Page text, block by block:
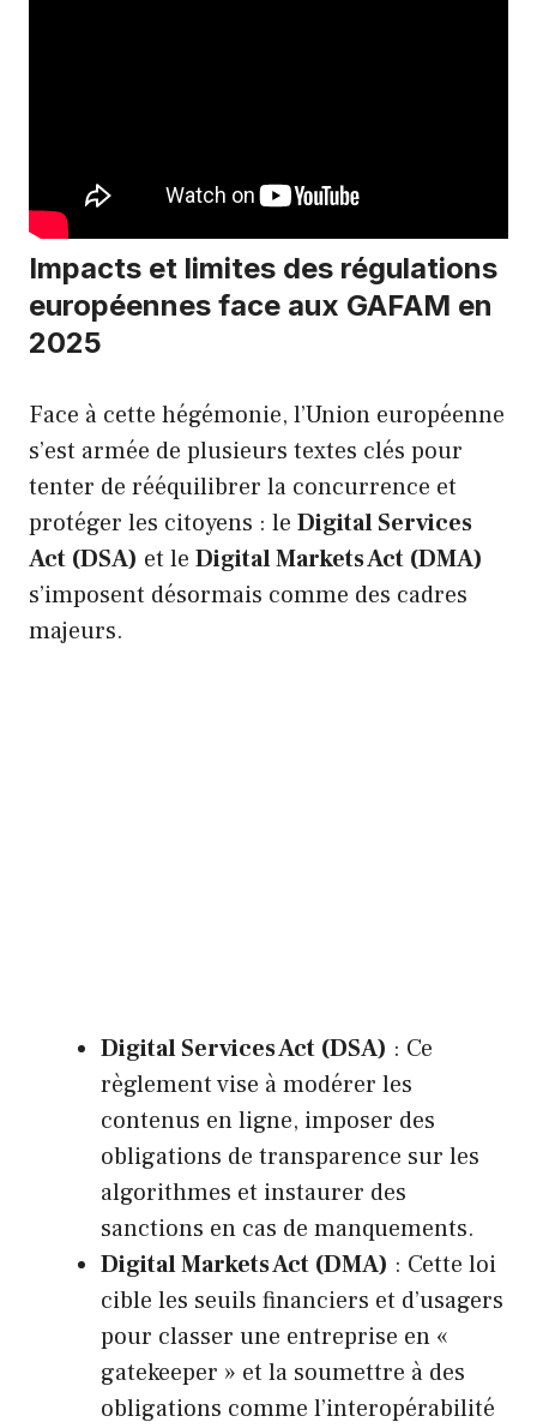
Impacts et limites des régulations
européennes face aux GAFAM en
2025
Face à cette hégémonie, l’Union européenne
s’est armée de plusieurs textes clés pour
tenter de rééquilibrer la concurrence et
protéger les citoyens : le Digital Services
Act (DSA) et le Digital Markets Act (DMA)
s’imposent désormais comme des cadres
majeurs.
Digital Services Act (DSA) : Ce
règlement vise à modérer les
contenus en ligne, imposer des
obligations de transparence sur les
algorithmes et instaurer des
sanctions en cas de manquements.
Digital Markets Act (DMA) : Cette loi
cible les seuils financiers et d’usagers
pour classer une entreprise en «
gatekeeper » et la soumettre à des
obligations comme l’interopérabilité